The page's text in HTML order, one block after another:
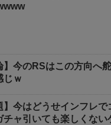
】今のRSはこの方向へ
じｗ
】今はどうせインフレ
チャ引いても楽しくない